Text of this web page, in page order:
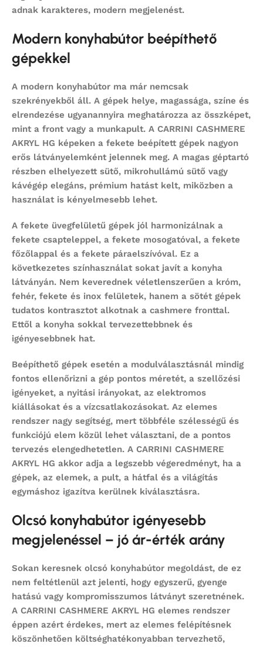
adnak karakteres, modern megjelenést.
Modern konyhabútor beépíthető
gépekkel
A modern konyhabútor ma már nemcsak
szekrényekből áll. A gépek helye, magassága, színe és
elrendezése ugyanannyira meghatározza az összképet,
mint a front vagy a munkapult. A CARRINI CASHMERE
AKRYL HG képeken a fekete beépített gépek nagyon
erős látványelemként jelennek meg. A magas géptartó
részben elhelyezett sütő, mikrohullámú sütő vagy
kávégép elegáns, prémium hatást kelt, miközben a
használat is kényelmesebb lehet.
A fekete üvegfelületű gépek jól harmonizálnak a
fekete csapteleppel, a fekete mosogatóval, a fekete
főzőlappal és a fekete páraelszívóval. Ez a
következetes színhasználat sokat javít a konyha
látványán. Nem keverednek véletlenszerűen a króm,
fehér, fekete és inox felületek, hanem a sötét gépek
tudatos kontrasztot alkotnak a cashmere fronttal.
Ettől a konyha sokkal tervezettebbnek és
igényesebbnek hat.
Beépíthető gépek esetén a modulválasztásnál mindig
fontos ellenőrizni a gép pontos méretét, a szellőzési
igényeket, a nyitási irányokat, az elektromos
kiállásokat és a vízcsatlakozásokat. Az elemes
rendszer nagy segítség, mert többféle szélességű és
funkciójú elem közül lehet választani, de a pontos
tervezés elengedhetetlen. A CARRINI CASHMERE
AKRYL HG akkor adja a legszebb végeredményt, ha a
gépek, az elemek, a pult, a hátfal és a világítás
egymáshoz igazítva kerülnek kiválasztásra.
Olcsó konyhabútor igényesebb
megjelenéssel – jó ár-érték arány
Sokan keresnek olcsó konyhabútor megoldást, de ez
nem feltétlenül azt jelenti, hogy egyszerű, gyenge
hatású vagy kompromisszumos látványt szeretnének.
A CARRINI CASHMERE AKRYL HG elemes rendszer
éppen azért érdekes, mert az elemes felépítésnek
köszönhetően költséghatékonyabban tervezhető,